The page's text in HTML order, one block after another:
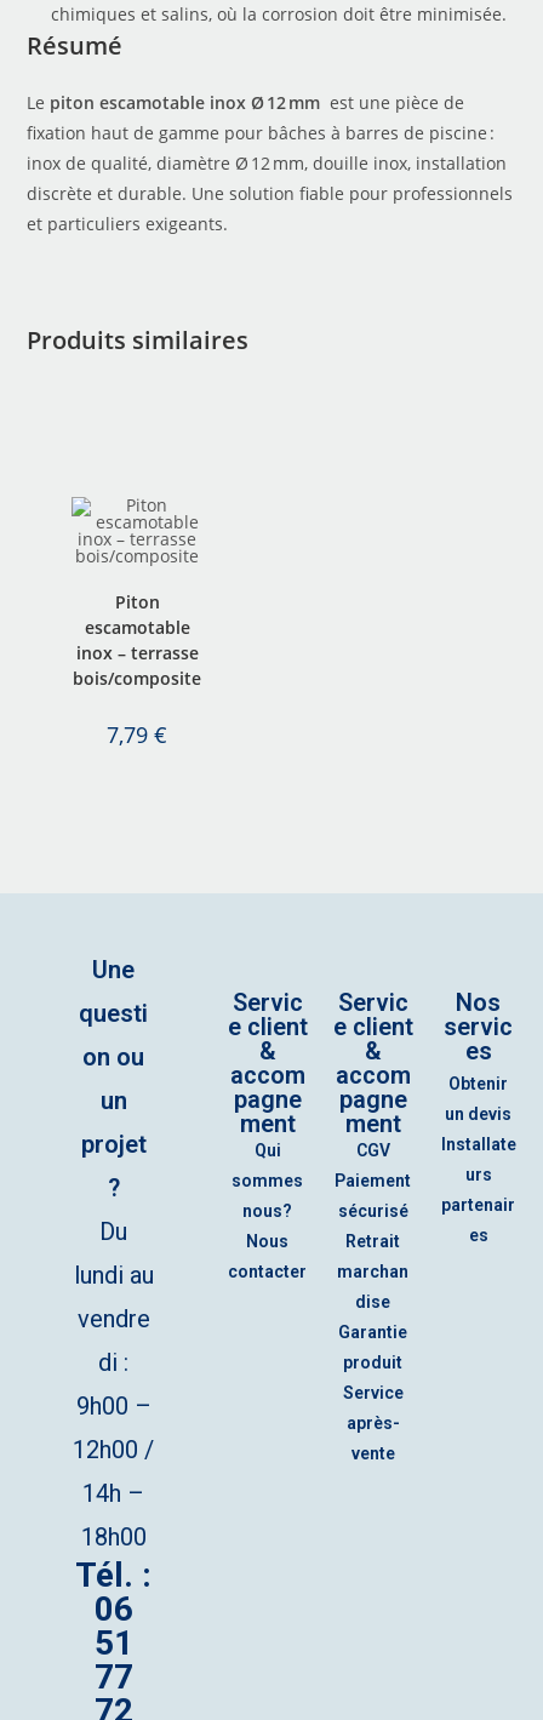
chimiques et salins, où la corrosion doit être minimisée.
Résumé
Le piton escamotable inox Ø 12 mm est une pièce de
fixation haut de gamme pour bâches à barres de piscine :
inox de qualité, diamètre Ø 12 mm, douille inox, installation
discrète et durable. Une solution fiable pour professionnels
et particuliers exigeants.
Produits similaires
Piton
escamotable
inox – terrasse
bois/composite
7,79€
Une
questi
on ou
un
projet
?
Du
lundi au
vendre
di :
9h00 –
12h00 /
14h –
18h00
Tél. :
06
51
77
72
Servic
e client
&
accom
pagne
ment
Qui
sommes
nous?
Nous
contacter
Servic
e client
&
accom
pagne
ment
CGV
Paiement
sécurisé
Retrait
marchan
dise
Garantie
produit
Service
après-
vente
Nos
servic
es
Obtenir
un devis
Installate
urs
partenair
es